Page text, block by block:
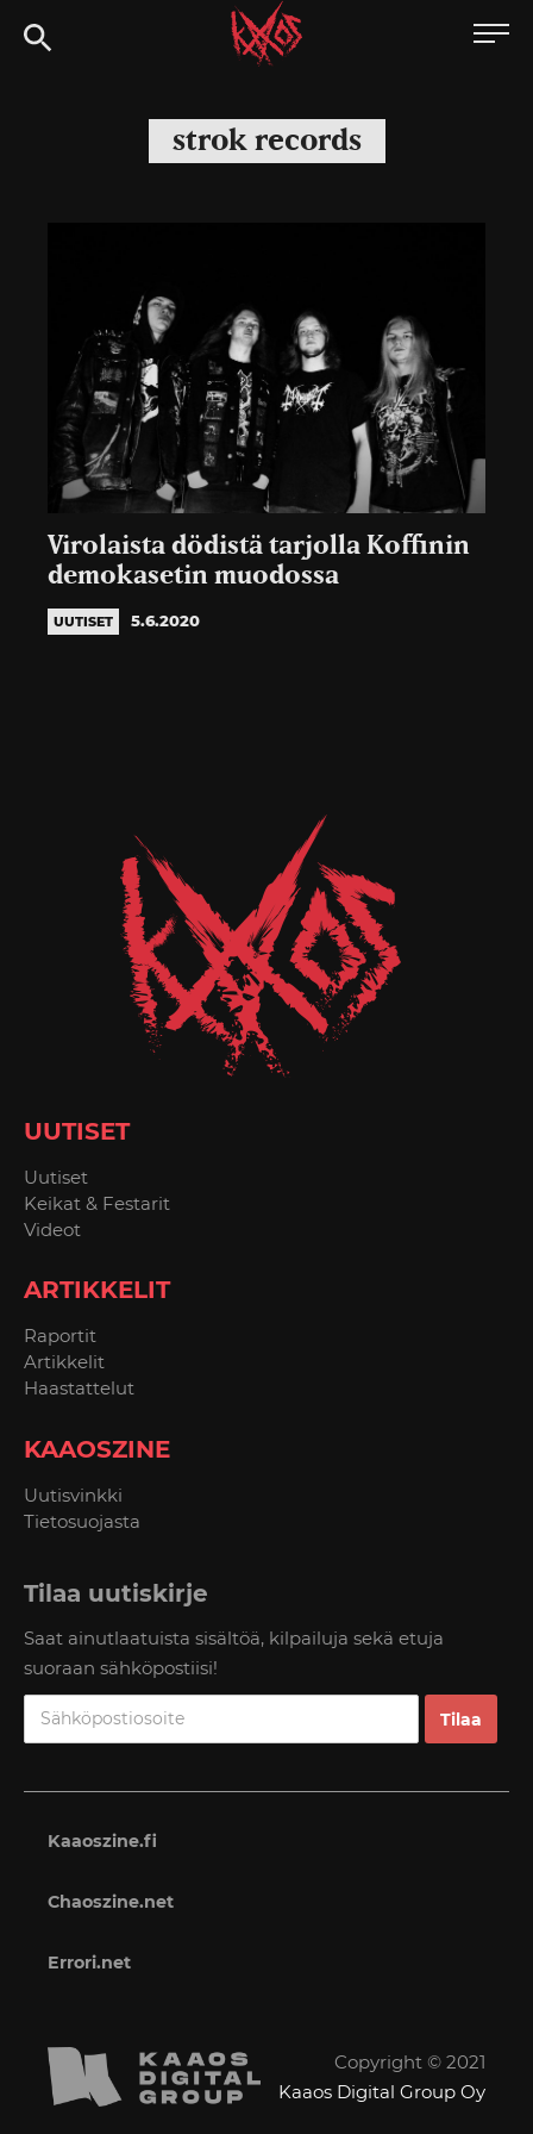
Siirry
suoraan
Kaaoszine
strok records
Virolaista dödistä tarjolla Koffinin
demokasetin muodossa
UUTISET 5.6.2020
UUTISET
Uutiset
Keikat & Festarit
Videot
ARTIKKELIT
Raportit
Artikkelit
Haastattelut
KAAOSZINE
Uutisvinkki
Tietosuojasta
Tilaa uutiskirje
Saat ainutlaatuista sisältöä, kilpailuja sekä etuja
suoraan sähköpostiisi!
Kaaoszine.fi
Chaoszine.net
Errori.net
Copyright © 2021
Kaaos Digital Group Oy